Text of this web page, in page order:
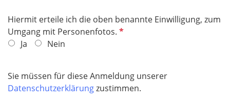
Hiermit erteile ich die oben benannte Einwilligung, zum
Umgang mit Personenfotos. P
c
h
Ja Nein
Sie müssen für diese Anmeldung unserer
Datenschutzerklärungzustimmen.